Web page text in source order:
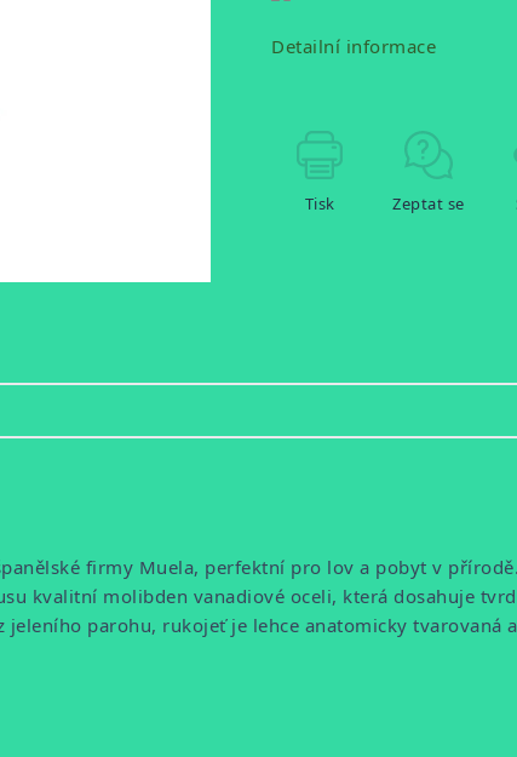
Detailní informace
Tisk Zeptat se
firmy Muela, perfektní pro lov a pobyt v
kvalitní molibden vanadiové oceli, která dosahuje
parohu, rukojeť je lehce anatomicky tvarovaná